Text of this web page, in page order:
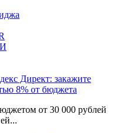
Директ: закажите
8% от бюджета
от 30 000 рублей